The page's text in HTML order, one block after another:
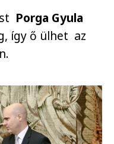
Porga Gyula
így ő ülhet az